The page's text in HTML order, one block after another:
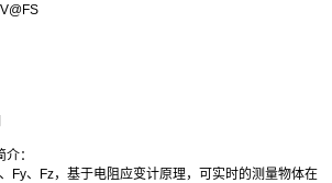
：
Fy、Fz， 基于电阻应变计原理，可实时的测量物体在